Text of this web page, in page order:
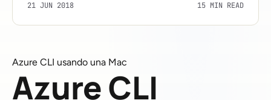
21 JUN 2018 15 MIN READ
Azure CLI usando una Mac
Azure CLI